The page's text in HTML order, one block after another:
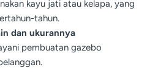
kayu jati atau kelapa, yang
tahun.
dan ukurannya
pembuatan gazebo